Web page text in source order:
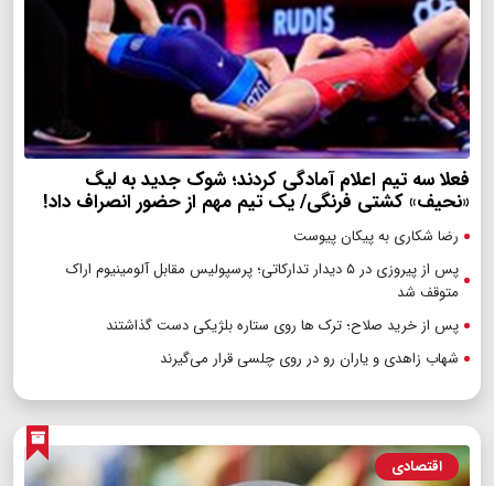
فعلا سه تیم اعلام آمادگی کردند؛ شوک جدید به لیگ
«نحیف» کشتی فرنگی/ یک تیم مهم از حضور انصراف داد!
رضا شکاری به پیکان پیوست
پس از پیروزی در ۵ دیدار تدارکاتی؛ پرسپولیس مقابل آلومینیوم اراک
متوقف شد
پس از خرید صلاح؛ ترک ها روی ستاره بلژیکی دست گذاشتند
شهاب زاهدی و یاران رو در روی چلسی قرار می‌گیرند
اقتصادی